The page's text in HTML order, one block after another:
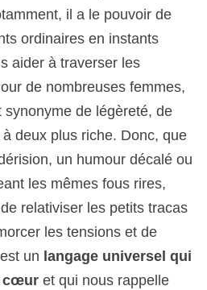
il a le pouvoir de
ordinaires en instants
aider à traverser les
de nombreuses femmes,
de légèreté, de
deux plus riche. Donc, que
un humour décalé ou
les mêmes fous rires,
relativiser les petits tracas
les tensions et de
un langage universel qui
cœuret qui nous rappelle